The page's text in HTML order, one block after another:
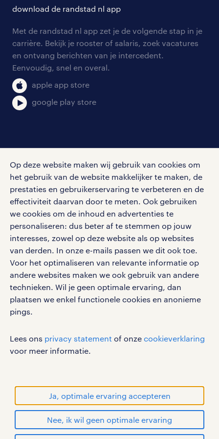
Op deze website maken wij gebruik van cookies om
het gebruik van de website makkelijker te maken, de
prestaties en gebruikerservaring te verbeteren en de
effectiviteit daarvan door te meten. Ook gebruiken
we cookies om de inhoud en advertenties te
personaliseren: dus beter af te stemmen op jouw
interesses, zowel op deze website als op websites
van derden. In onze e-mails passen we dit ook toe.
Voor het optimaliseren van relevante informatie op
andere websites maken we ook gebruik van andere
technieken. Wil je geen optimale ervaring, dan
plaatsen we enkel functionele cookies en anonieme
pings.
Lees ons privacy statement of onze cookieverklaring
voor meer informatie.
Ja, optimale ervaring accepteren
Nee, ik wil geen optimale ervaring
tarieven
personeel gezocht
aanmelden nieuwsbrief
solliciteren
blogs en artikelen
salarischecker
bruto-netto calculator
onze vestigingen
pers
download de randstad nl app
Met de randstad nl app zet je de volgende stap in je
carrière. Bekijk je rooster of salaris, zoek vacatures
en ontvang berichten van je intercedent.
Eenvoudig, snel en overal.
apple app store
google play store
Volg ons voor de leukste content omtrent
vacatures, solliciteren en inspiratie.
werken bij randstad
gebruikersvoorwaarden
privacystatement
cookies
disclaimer
sitemap
RANDSTAD, HUMAN FORWARD en SHAPING THE
WORLD OF WORK zijn geregistreerde